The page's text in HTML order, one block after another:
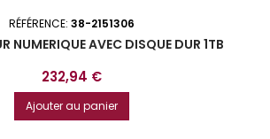
RÉFÉRENCE: 38-2151306
NUMERIQUE AVEC DISQUE DUR 1TB
Prix
232,94 €
Ajouter au panier